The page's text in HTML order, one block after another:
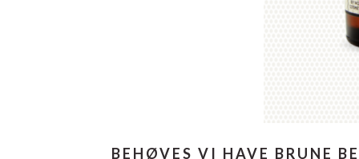
BEHØVES VI HAVE BRUNE